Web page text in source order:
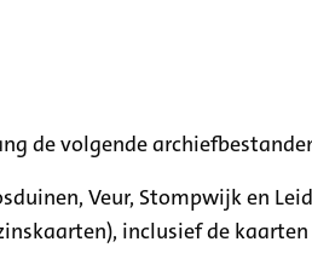
de volgende
Veur, Stompwijk en
inclusief de